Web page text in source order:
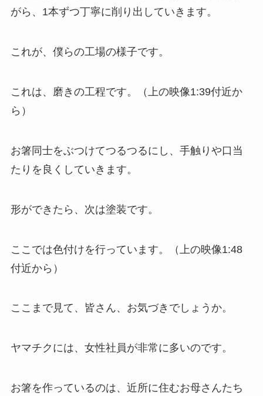
がら、1本ずつ丁寧に削り出していきます。
これが、僕らの工場の様子です。
これは、磨きの工程です。（上の映像1:39付近か
ら）
お箸同士をぶつけてつるつるにし、手触りや口当
たりを良くしていきます。
形ができたら、次は塗装です。
ここでは色付けを行っています。（上の映像1:48
付近から）
ここまで見て、皆さん、お気づきでしょうか。
ヤマチクには、女性社員が非常に多いのです。
お箸を作っているのは、近所に住むお母さんたち